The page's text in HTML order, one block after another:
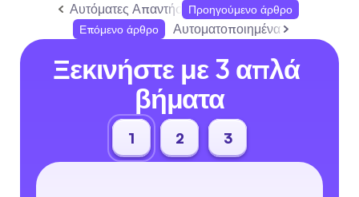
Αυτόματες Απαντήσεις Email που Βελτιώνουν
Προηγούμενο άρθρο
Επόμενο άρθρο
Αυτοματοποιημένα Μηνύματα
Ξεκινήστε με 3 απλά
βήματα
1 2 3